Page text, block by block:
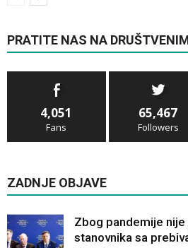
PRATITE NAS NA
4,051
Fans
65,467
Followers
ZADNJE OBJAVE
Zbog pandemije
stanovnika sa